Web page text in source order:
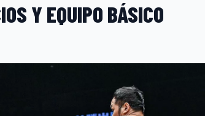
Y EQUIPO BÁSICO